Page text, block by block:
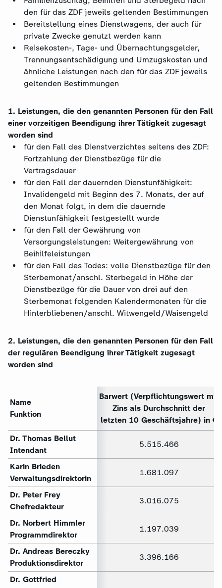
den für das ZDF jeweils geltenden Bestimmungen
Bereitstellung eines Dienstwagens, der auch für
private Zwecke genutzt werden kann
Reisekosten-, Tage- und Übernachtungsgelder,
Trennungsentschädigung und Umzugskosten und
ähnliche Leistungen nach den für das ZDF jeweils
geltenden Bestimmungen
1. Leistungen, die den genannten Personen für den Fall
einer vorzeitigen Beendigung ihrer Tätigkeit zugesagt
worden sind
für den Fall des Dienstverzichtes seitens des ZDF:
Fortzahlung der Dienstbezüge für die
Vertragsdauer
für den Fall der dauernden Dienstunfähigkeit:
Invalidengeld mit Beginn des 7. Monats, der auf
den Monat folgt, in dem die dauernde
Dienstunfähigkeit festgestellt wurde
für den Fall der Gewährung von
Versorgungsleistungen: Weitergewährung von
Beihilfeleistungen
für den Fall des Todes: volle Dienstbezüge für den
Sterbemonat/anschl. Sterbegeld in Höhe der
Dienstbezüge für die Dauer von drei auf den
Sterbemonat folgenden Kalendermonaten für die
Hinterbliebenen/anschl. Witwengeld/Waisengeld
2. Leistungen, die den genannten Personen für den Fall
der regulären Beendigung ihrer Tätigkeit zugesagt
worden sind
Name
Funktion
Barwert (Verpflichtungswert mit
Zins als Durchschnitt der
letzten 10 Geschäftsjahre) in €
Dr. Thomas Bellut
Intendant
5.515.466
Karin Brieden
Verwaltungsdirektorin
1.681.097
Dr. Peter Frey
Chefredakteur
3.016.075
Dr. Norbert Himmler
Programmdirektor
1.197.039
Dr. Andreas Bereczky
Produktionsdirektor
3.396.166
Dr. Gottfried